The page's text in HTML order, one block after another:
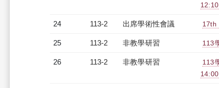
24 113-2 出席學術性會議 17th
25 113-2 非教學研習 113
26 113-2 非教學研習
113